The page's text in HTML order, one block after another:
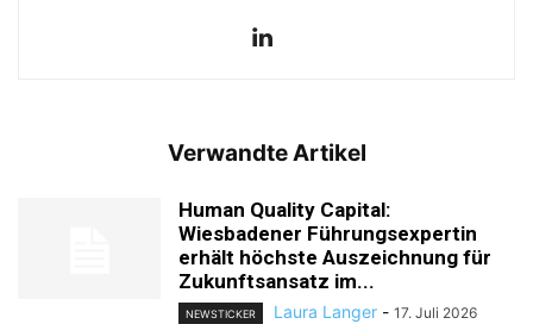
Verwandte Artikel
Human Quality Capital:
Wiesbadener Führungsexpertin
erhält höchste Auszeichnung für
Zukunftsansatz im...
NEWSTICKER Laura Langer - 17. Juli 2026